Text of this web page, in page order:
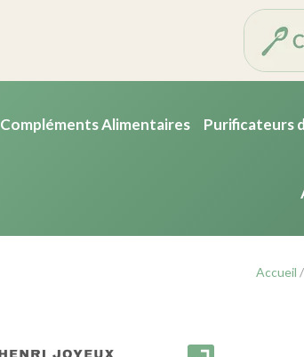
Compléments Alimentaires Purificateurs
Accueil /